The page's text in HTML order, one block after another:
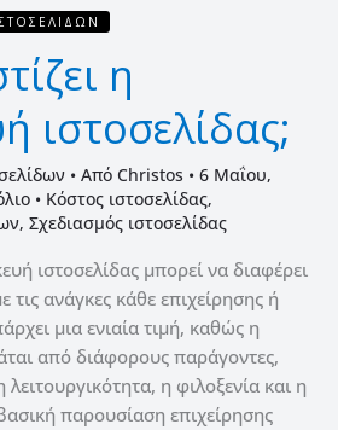
η
ιστοσελίδας;
• Από Christos • 6 Μαΐου,
• Kόστος ιστοσελίδας,
, Σχεδιασμός ιστοσελίδας
ιστοσελίδας μπορεί να διαφέρει
τις ανάγκες κάθε επιχείρησης ή
μια ενιαία τιμή, καθώς η
από διάφορους παράγοντες,
η φιλοξενία και η
παρουσίαση επιχείρησης